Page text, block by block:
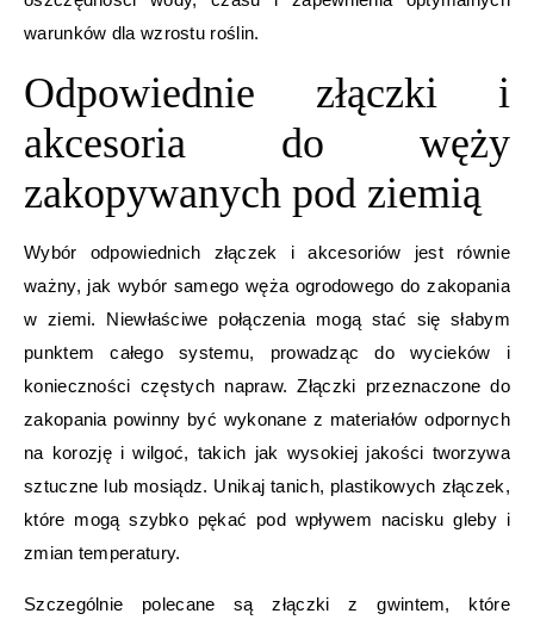
warunków dla wzrostu roślin.
Odpowiednie złączki i
akcesoria do węży
zakopywanych pod ziemią
Wybór odpowiednich złączek i akcesoriów jest równie
ważny, jak wybór samego węża ogrodowego do zakopania
w ziemi. Niewłaściwe połączenia mogą stać się słabym
punktem całego systemu, prowadząc do wycieków i
konieczności częstych napraw. Złączki przeznaczone do
zakopania powinny być wykonane z materiałów odpornych
na korozję i wilgoć, takich jak wysokiej jakości tworzywa
sztuczne lub mosiądz. Unikaj tanich, plastikowych złączek,
które mogą szybko pękać pod wpływem nacisku gleby i
zmian temperatury.
Szczególnie polecane są złączki z gwintem, które